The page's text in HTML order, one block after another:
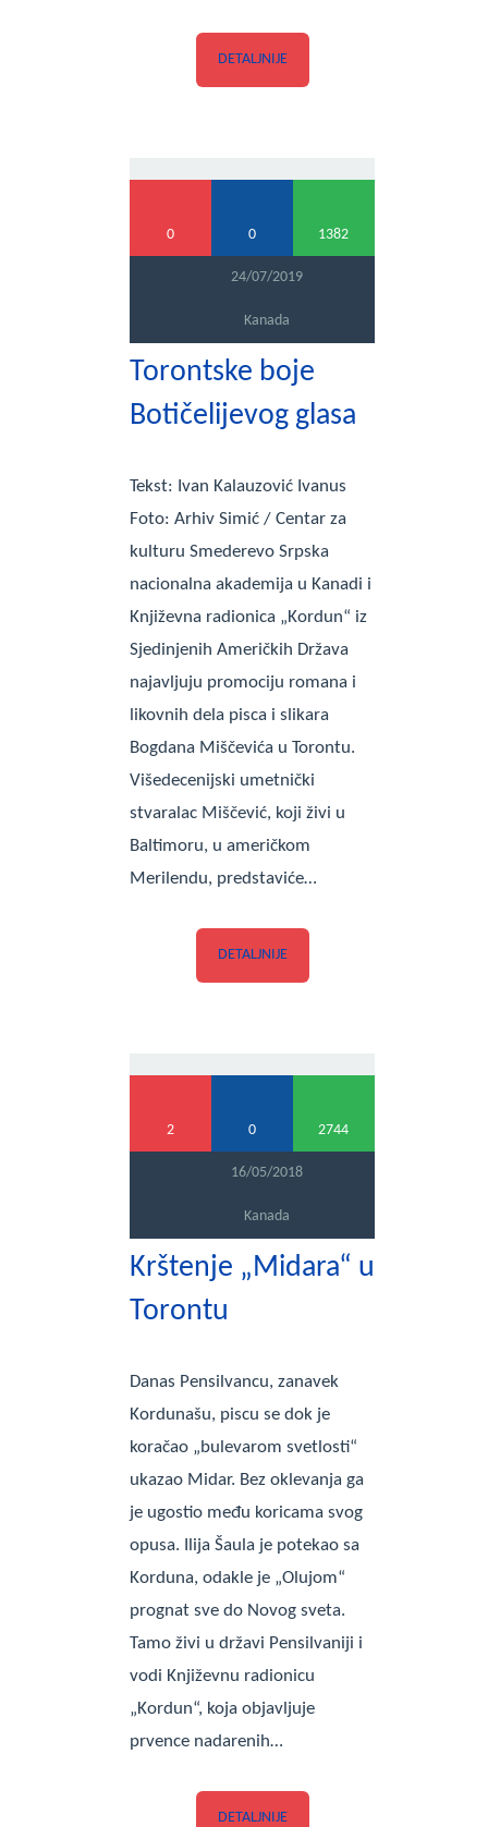
DETALJNIJE
0 0 1382
24/07/2019
Kanada
Torontske boje
Botičelijevog glasa
Tekst: Ivan Kalauzović Ivanus
Foto: Arhiv Simić / Centar za
kulturu Smederevo Srpska
nacionalna akademija u Kanadi i
Književna radionica „Kordun“ iz
Sjedinjenih Američkih Država
najavljuju promociju romana i
likovnih dela pisca i slikara
Bogdana Miščevića u Torontu.
Višedecenijski umetnički
stvaralac Miščević, koji živi u
Baltimoru, u američkom
Merilendu, predstaviće…
DETALJNIJE
2 0 2744
16/05/2018
Kanada
Krštenje „Midara“ u
Torontu
Danas Pensilvancu, zanavek
Kordunašu, piscu se dok je
koračao „bulevarom svetlosti“
ukazao Midar. Bez oklevanja ga
je ugostio među koricama svog
opusa. Ilija Šaula je potekao sa
Korduna, odakle je „Olujom“
prognat sve do Novog sveta.
Tamo živi u državi Pensilvaniji i
vodi Književnu radionicu
„Kordun“, koja objavljuje
prvence nadarenih…
DETALJNIJE